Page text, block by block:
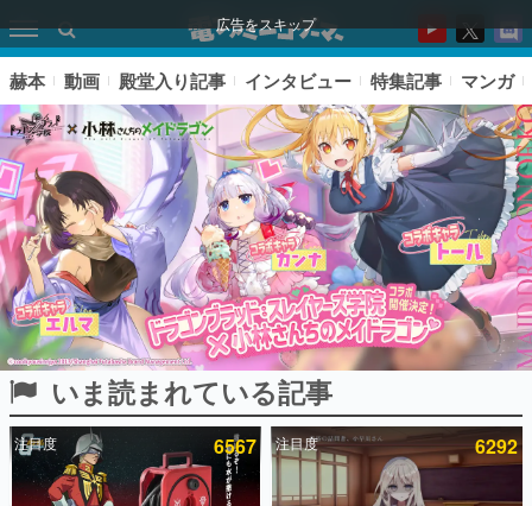
広告をスキップ
ピックアップ
電ファミのいま読まれている記事ランキング
赫本 動画 殿堂入り記事 インタビュー 特集記事 マンガ
いま読まれている記事
注目度 6567 注目度 6292